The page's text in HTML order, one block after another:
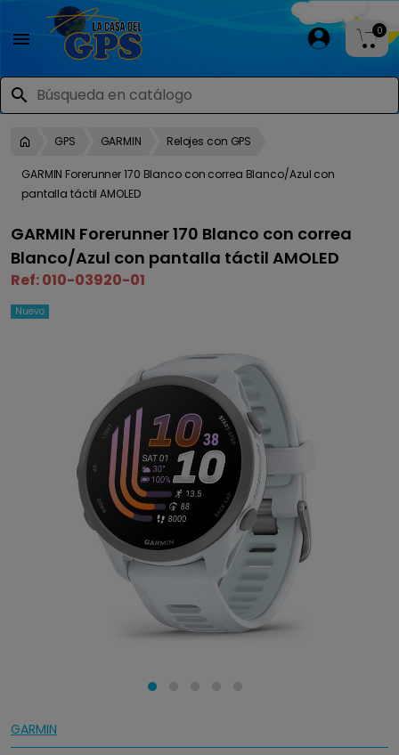

search
0
GPS GARMIN Relojes con GPS
GARMIN Forerunner 170 Blanco con correa Blanco/Azul con
pantalla táctil AMOLED
GARMIN Forerunner 170 Blanco con correa
Blanco/Azul con pantalla táctil AMOLED
Ref:010-03920-01
Nuevo
GARMIN